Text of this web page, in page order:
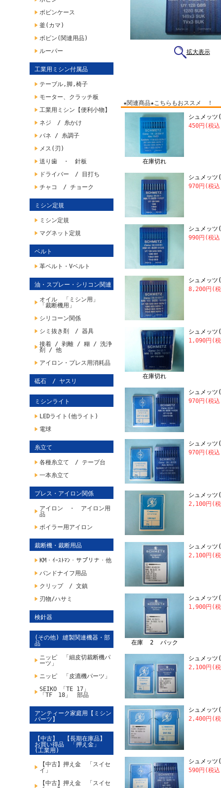
ボビンケース
釜(カマ)
ボビン(関連用品)
ルーパー
工業用ミシン付属品
テーブル,脚,椅子
モーター、クラッチ板
工業用ミシン【便利小物】
ネジ / 糸かけ
バネ / 糸調子
メス(刃)
送り歯 ・ 針板
ドライバー / 目打ち
チャコ / チョーク
ミシン定規
ミシン定規
マグネット定規
ベルト
革ベルト・Vベルト
油・スプレー・シリコン関連
オイル 「ミシン用」
「裁断機用」
シリコーン関係
シミ抜き剤 / 器具
接着 / 剥離 / 糊 / 洗浄
剤 / 他
アイロン・プレス用消耗品
砥石 / ヤスリ
ミシンライト
LEDライト(他ライト)
電球
糸立て
各種糸立て / テープ台
一本糸立て
プレス・アイロン関係
アイロン ・ アイロン用
品
ボイラー用アイロン
裁断機・裁断用品
KM・ｲｰｽﾄﾏﾝ・サプリナ・他
バンドナイフ用品
クリップ / 文鎮
刃物/ハサミ
検針器
(その他) 縫製関連機器・部
品
ニッピ 「細皮切裁断機パ
ーツ」
ニッピ 「皮漉機パーツ」
SEIKO 「TE 17」
「TF 18」 部品
アンティーク家庭用【ミシン
パーツ】
【中古】 【長期在庫品】
お買い得品 「押え金」
(工業用)
【中古】押え金 「スイセ
イ」
【中古】押え金 「スイセ
拡大表示
★関連商品★こちらもおススメ ！
在庫切れ
シュメッ
450円(税
シュメッ
970円(税
シュメッ
990円(税
シュメッ
8,200円(
在庫切れ
シュメッ
1,090円(
シュメッ
970円(税
シュメッツ
970円(税
シュメッ
2,100円(
シュメッ
2,100円(
在庫 2 パック
シュメッ
1,900円(
シュメッ
2,100円(
シュメッ
2,400円(
シュメッ
590円(税